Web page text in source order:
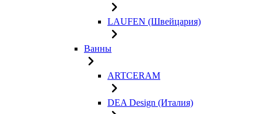
LAUFEN (Швейцария)
Ванны
ARTCERAM
DEA Design (Италия)